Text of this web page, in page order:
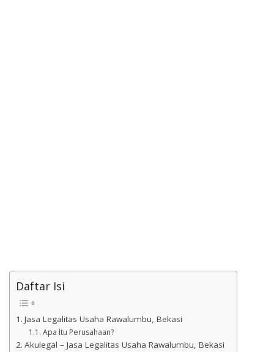
Daftar Isi
Jasa Legalitas Usaha Rawalumbu, Bekasi
Apa Itu Perusahaan?
Akulegal – Jasa Legalitas Usaha Rawalumbu, Bekasi